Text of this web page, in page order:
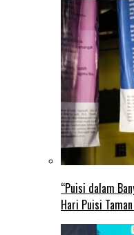
“Puisi dalam
Hari Puisi